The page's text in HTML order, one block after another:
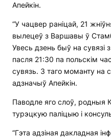
Апейкін.
“У чацвер раніцай, 21
вылецеў з Варшавы ў
Увесь дзень быў на сувязі
пасля 21:30 па польскім
сувязь. З таго моманту на
адзначыў Апейкін.
Паводле яго слоў, родныя
турэцкую паліцыю і
“Гэта адзіная дакладная